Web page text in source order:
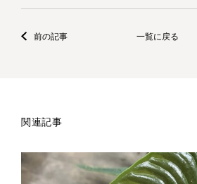
前の記事 一覧に戻る
関連記事